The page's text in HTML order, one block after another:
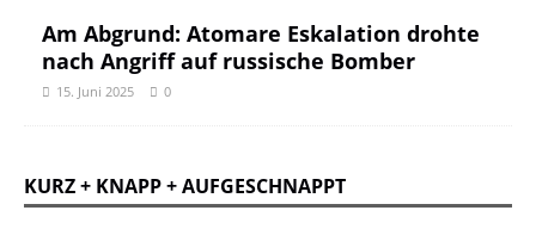
Am Abgrund: Atomare Eskalation drohte
nach Angriff auf russische Bomber
15. Juni 2025 0
KURZ + KNAPP + AUFGESCHNAPPT